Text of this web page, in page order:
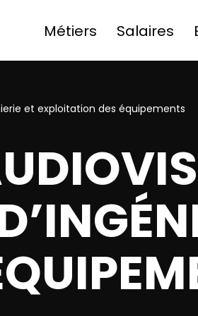
Métiers Salaires
et exploitation des équipements